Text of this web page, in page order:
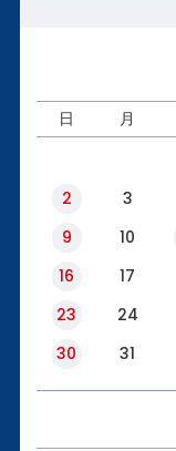
日 月
2
3
9
10
16
17
23
24
30
31